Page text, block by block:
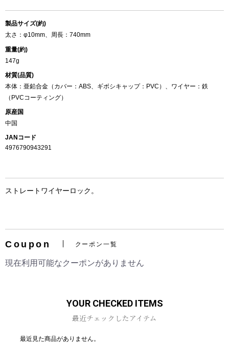
製品サイズ(約)
太さ：φ10mm、周長：740mm
重量(約)
147g
材質(品質)
本体：亜鉛合金（カバー：ABS、ギボシキャップ：PVC）、ワイヤー：鉄
（PVCコーティング）
原産国
中国
JANコード
4976790943291
ストレートワイヤーロック。
Coupon クーポン一覧
現在利用可能なクーポンがありません
YOUR CHECKED ITEMS
最近チェックしたアイテム
最近見た商品がありません。